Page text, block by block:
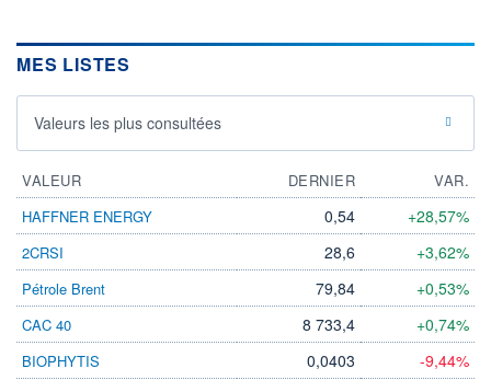
MES LISTES
Valeurs les plus consultées
VALEUR DERNIER
VAR.
HAFFNER ENERGY
0,54 +28,57%
2CRSI 28,6 +3,62%
Pétrole Brent 79,84 +0,53%
CAC 40 8 733,4 +0,74%
BIOPHYTIS 0,0403 -9,44%